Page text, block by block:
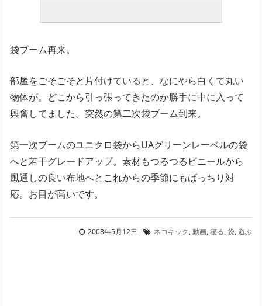
袋ブーム再来。
部屋をごそごそと片付けていると、なにやら白くて丸い
物体が。どこから引っ張ってきたのか勝手に中に入って
興奮してました。突然の第二次袋ブーム到来。
第一次ブームのユニクロ袋からUAグリーンレーベルの袋
へと若干グレードアップ。素材もつるつるビニールから
風通しの良い布地へとこれからの季節にもばっちり対
応。お目が高いです。
2008年5月12日 ネコキック,動画,寝る,袋,遊ぶ